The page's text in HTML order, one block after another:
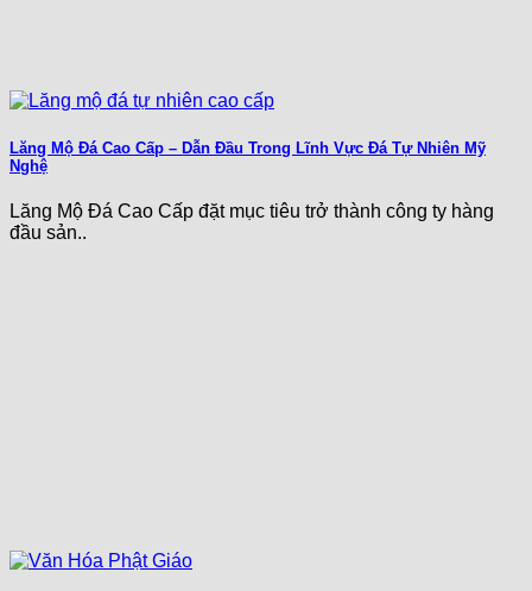
Lăng Mộ Đá Cao Cấp – Dẫn Đầu Trong Lĩnh Vực Đá Tự Nhiên Mỹ
Nghệ
Lăng Mộ Đá Cao Cấp đặt mục tiêu trở thành công ty hàng
đầu sản..